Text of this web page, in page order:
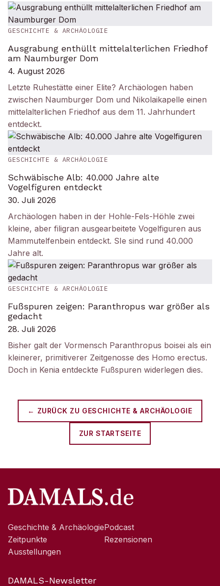
GESCHICHTE & ARCHÄOLOGIE
Ausgrabung enthüllt mittelalterlichen Friedhof
am Naumburger Dom
4. August 2026
Letzte Ruhestätte einer Elite? Archäologen haben
zwischen Naumburger Dom und Nikolaikapelle einen
mittelalterlichen Friedhof aus dem 11. Jahrhundert
entdeckt.
GESCHICHTE & ARCHÄOLOGIE
Schwäbische Alb: 40.000 Jahre alte
Vogelfiguren entdeckt
30. Juli 2026
Archäologen haben in der Hohle-Fels-Höhle zwei
kleine, aber filigran ausgearbeitete Vogelfiguren aus
Mammutelfenbein entdeckt. SIe sind rund 40.000
Jahre alt.
GESCHICHTE & ARCHÄOLOGIE
Fußspuren zeigen: Paranthropus war größer als
gedacht
28. Juli 2026
Bisher galt der Vormensch Paranthropus boisei als ein
kleinerer, primitiverer Zeitgenosse des Homo erectus.
Doch in Kenia entdeckte Fußspuren widerlegen dies.
← ZURÜCK ZU GESCHICHTE & ARCHÄOLOGIE
ZUR STARTSEITE
Geschichte & Archäologie
Zeitpunkte
Ausstellungen
Podcast
Rezensionen
DAMALS-Newsletter